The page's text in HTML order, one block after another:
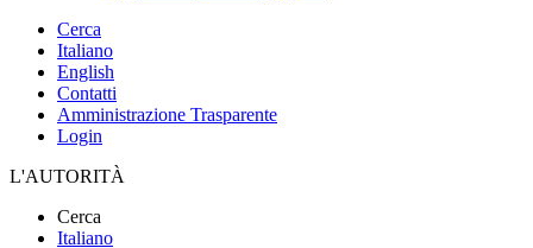
Cerca
Italiano
English
Contatti
Amministrazione Trasparente
Login
L'AUTORITÀ
Cerca
Italiano